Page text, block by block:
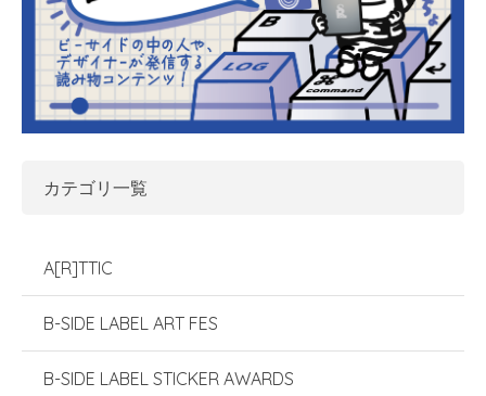
カテゴリ一覧
A[R]TTIC
B-SIDE LABEL ART FES
B-SIDE LABEL STICKER AWARDS